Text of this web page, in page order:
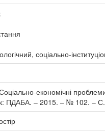
соціально-
економічні
ПДАБА. – 2015. – № 102. –